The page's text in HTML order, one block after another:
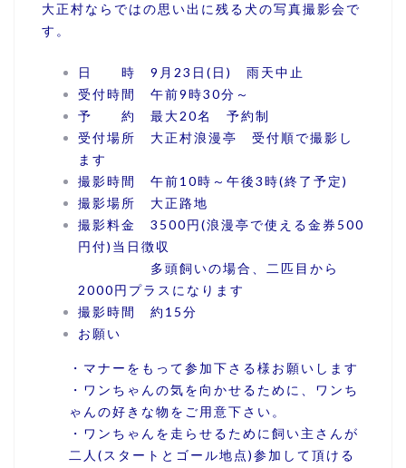
大正村ならではの思い出に残る犬の写真撮影会で
す。
日 時 9月23日(日) 雨天中止
受付時間 午前9時30分～
予 約 最大20名 予約制
受付場所 大正村浪漫亭 受付順で撮影し
ます
撮影時間 午前10時～午後3時(終了予定)
撮影場所 大正路地
撮影料金 3500円(浪漫亭で使える金券500
円付)当日徴収
多頭飼いの場合、二匹目から
2000円プラスになります
撮影時間 約15分
お願い
・マナーをもって参加下さる様お願いします
・ワンちゃんの気を向かせるために、ワンち
ゃんの好きな物をご用意下さい。
・ワンちゃんを走らせるために飼い主さんが
二人(スタートとゴール地点)参加して頂ける